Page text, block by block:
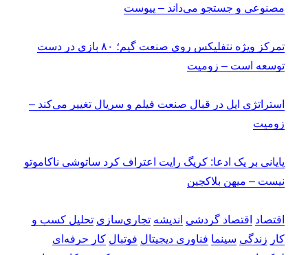
مصنوعی و جستجو می‌داند – پیوست
تمرکز ویژه نتفلیکس روی صنعت گیم؛ ۸۰ بازی در دست
توسعه است – زومیت
استراتژی اپل در قبال صنعت فیلم و سریال تغییر می‌کند –
زومیت
پایانی بر یک ادعا: کریگ رایت اعتراف کرد ساتوشی ناکاموتو
نیست – میهن بلاکچین
اقتصاد اقتصاد گردشی اندیشه تجاری‌سازی تحلیل کسب و
کار زندگی سینما فناوری دیجیتال فوتبال کار حرفه‌ای